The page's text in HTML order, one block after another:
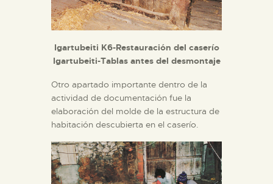
Igartubeiti K6-Restauración del caserío
Igartubeiti-Tablas antes del desmontaje
Otro apartado importante dentro de la
actividad de documentación fue la
elaboración del molde de la estructura de
habitación descubierta en el caserío.